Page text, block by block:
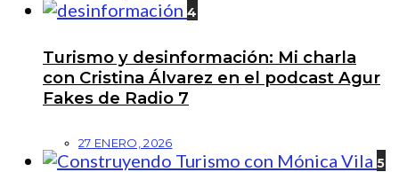
4
Turismo y desinformación: Mi charla
con Cristina Álvarez en el podcast Agur
Fakes de Radio 7
27 ENERO, 2026
5